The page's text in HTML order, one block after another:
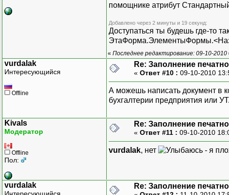
помощнике атрибут
Добавлено через 2 минуты и 19 секунд:
Доступаться ты будешь где-то
« Последнее редактирование: 09-10-
vurdalak
Интересующийся
Offline
Re: Заполнение
« Ответ #10 : 09-10-2010
А можешь написать документ в
бухгалтерии предприятия или УТ.
Kivals
Модератор
Offline
Пол:
Re: Заполнение
« Ответ #11 : 09-10-2010
vurdalak, нет - я
vurdalak
Интересующийся
Re: Заполнение